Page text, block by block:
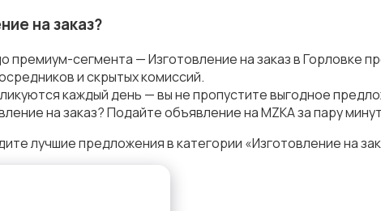
на заказ?
премиум-сегмента — Изготовление на заказ в Горловке
и скрытых комиссий.
каждый день — вы не пропустите выгодное
на заказ? Подайте объявление на MZKA за пару
лучшие предложения в категории «Изготовление на